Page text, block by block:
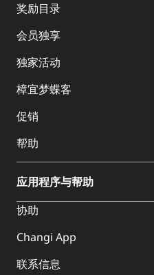
奖励目录
会员独享
独家活动
樟宜梦蝶客
促销
帮助
应用程序与帮助
协助
Changi App
联系信息